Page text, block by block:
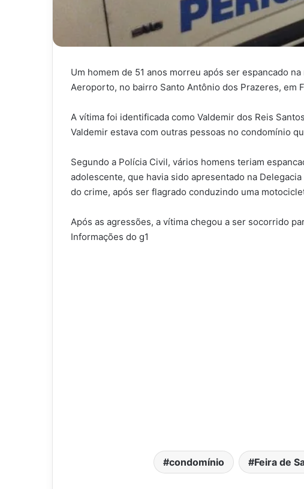
Um homem de 51 anos morreu após ser espancado
Aeroporto, no bairro Santo Antônio dos Prazeres, em
A vítima foi identificada como Valdemir dos Reis
Valdemir estava com outras pessoas no condomínio
Segundo a Polícia Civil, vários homens teriam
adolescente, que havia sido apresentado na
do crime, após ser flagrado conduzindo uma
Após as agressões, a vítima chegou a ser socorrido
Informações do g1
condomínio Feira de